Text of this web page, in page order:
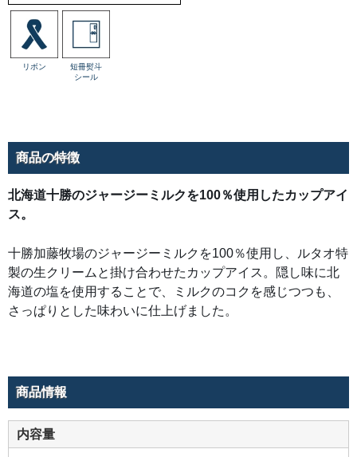
リボン
短冊熨斗
シール
商品の特徴
北海道十勝のジャージーミルクを100％使用したカップアイ
ス。
十勝加藤牧場のジャージーミルクを100％使用し、ルタオ特
製の生クリームと掛け合わせたカップアイス。隠し味に北
海道の塩を使用することで、ミルクのコクを感じつつも、
さっぱりとした味わいに仕上げました。
商品情報
内容量